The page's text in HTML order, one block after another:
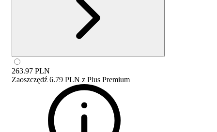
263.97 PLN
Zaoszczędź 6.79 PLN z Plus Premium